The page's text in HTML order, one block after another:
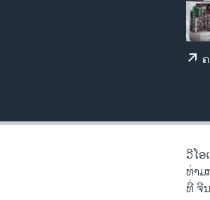
ວີດີໂອ
ວີ​ໂ
ທ່າມ
ທີ່ ຈີ